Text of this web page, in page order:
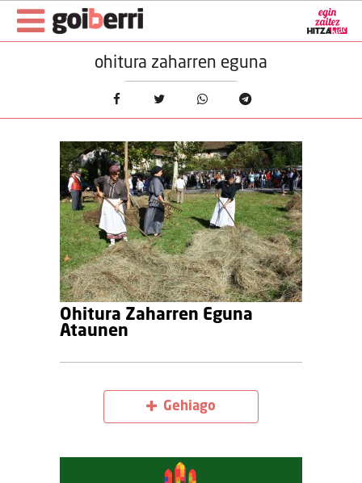
ohitura zaharren eguna
Ohitura Zaharren Eguna
Ataunen
Gehiago